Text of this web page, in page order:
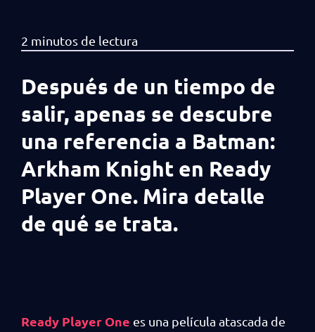
Después de un tiempo de
salir, apenas se descubre
una referencia a Batman:
Arkham Knight en Ready
Player One. Mira detalle
de qué se trata.
Ready Player One es una película atascada de